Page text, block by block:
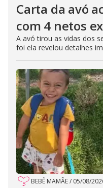
Carta da avó
com 4 netos
A avó tirou as vidas dos
foi ela revelou detalhes
BEBÊ MAMÃE/ 05/08/